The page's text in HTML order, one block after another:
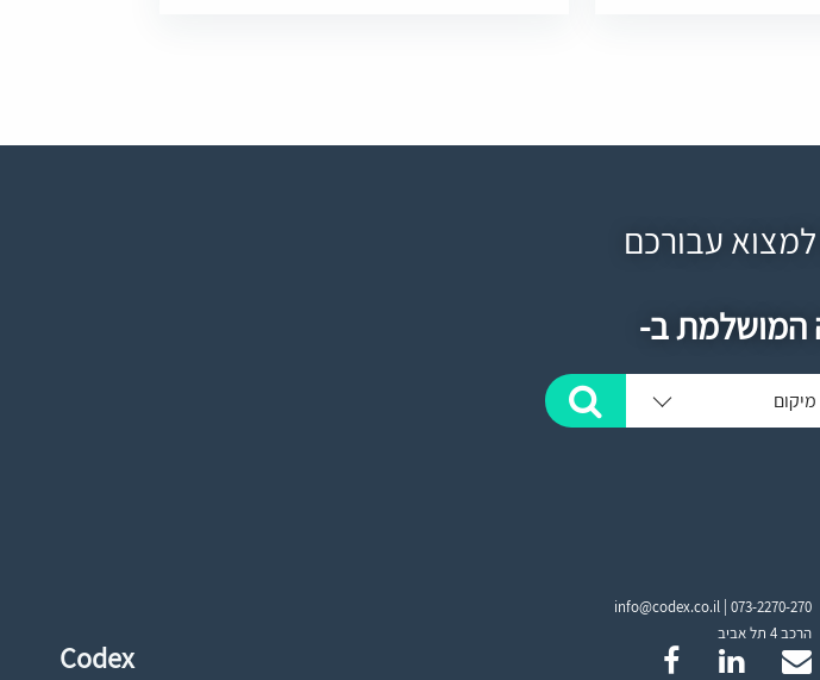
עבורכם
ב-
מיקום
info@codex.co.il | 073-2270-270
הרכב 4 תל אביב
Codex